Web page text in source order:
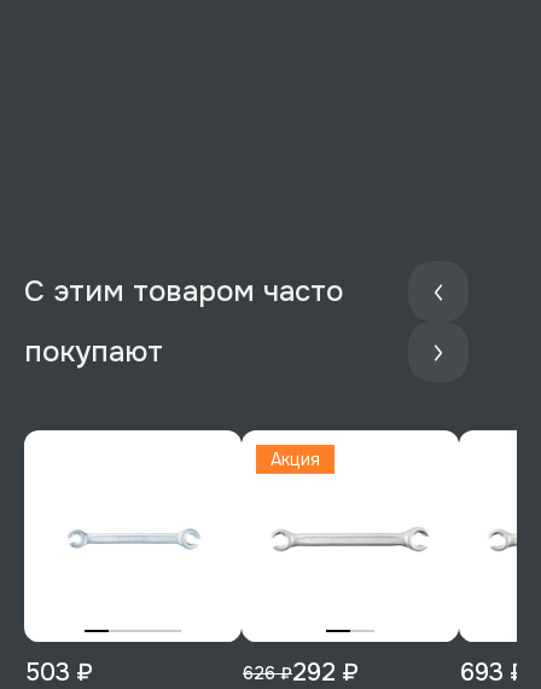
С этим товаром часто
покупают
503 ₽
Акция
626 ₽292 ₽ 693 ₽